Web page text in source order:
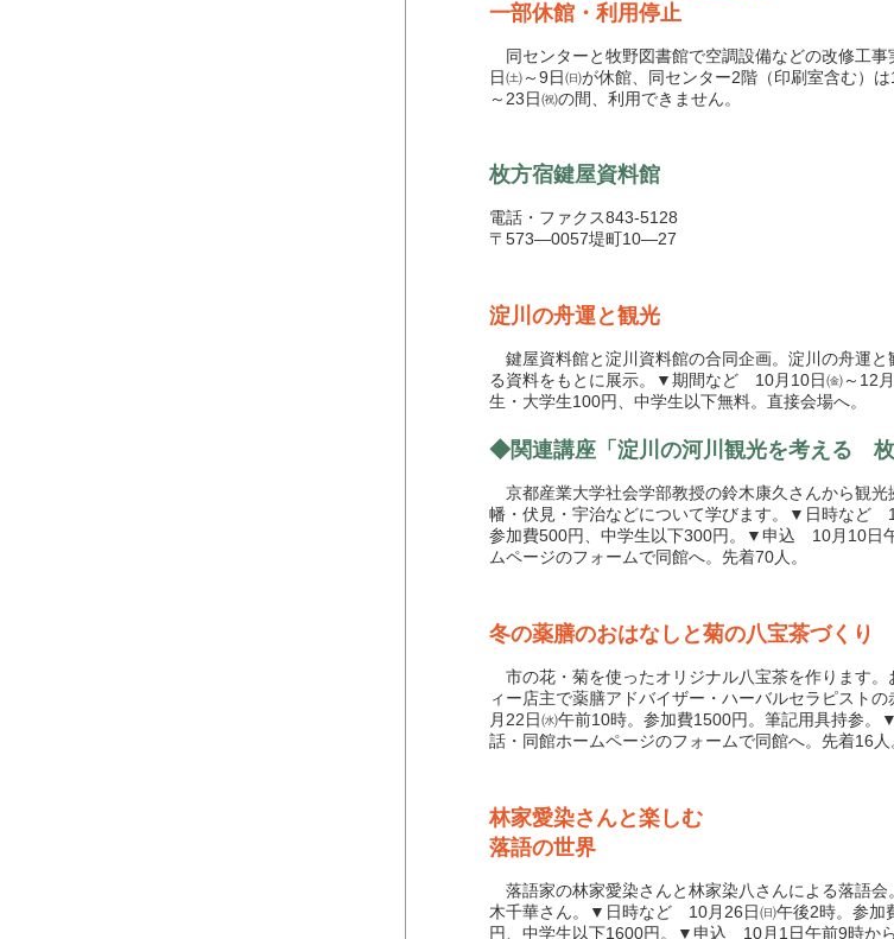
一部休館・利用停止
同センターと牧野図書館で空調設備などの改修工事
日㈯～9日㈰が休館、同センター2階（印刷室含む）
～23日㈷の間、利用できません。
枚方宿鍵屋資料館
電話・ファクス843-5128
〒573―0057堤町10―27
淀川の舟運と観光
鍵屋資料館と淀川資料館の合同企画。淀川の舟運と
る資料をもとに展示。▼期間など 10月10日㈮～12
生・大学生100円、中学生以下無料。直接会場へ。
◆関連講座「淀川の河川観光を考える 枚
京都産業大学社会学部教授の鈴木康久さんから観光
幡・伏見・宇治などについて学びます。▼日時など
参加費500円、中学生以下300円。▼申込 10月10日
ムページのフォームで同館へ。先着70人。
冬の薬膳のおはなしと菊の八宝茶づくり
市の花・菊を使ったオリジナル八宝茶を作ります。
ィー店主で薬膳アドバイザー・ハーバルセラピスト
月22日㈬午前10時。参加費1500円。筆記用具持参
話・同館ホームページのフォームで同館へ。先着16人
林家愛染さんと楽しむ
落語の世界
落語家の林家愛染さんと林家染八さんによる落語会
木千華さん。▼日時など 10月26日㈰午後2時。参加
円、中学生以下1600円。▼申込 10月1日午前9時か